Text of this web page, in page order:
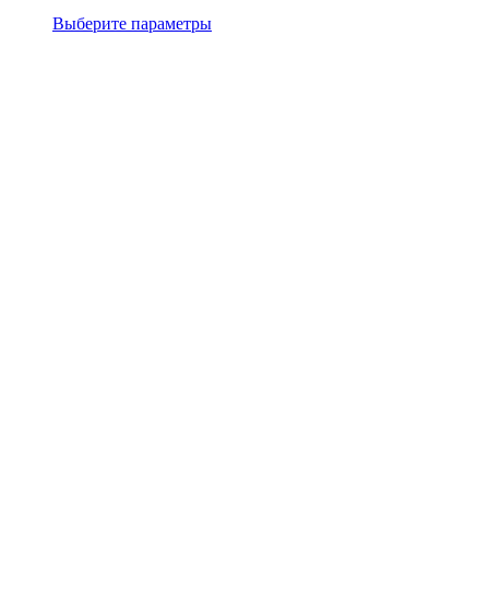
Выберите параметры